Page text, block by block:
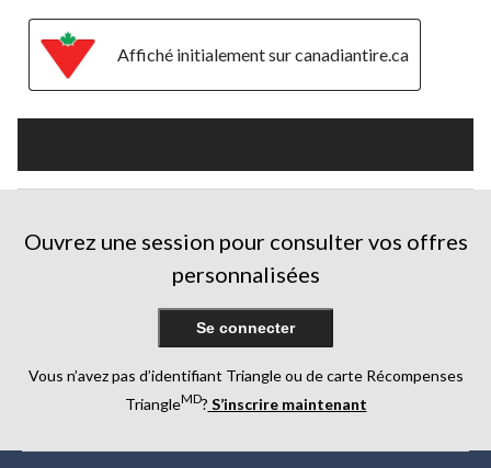
Affiché initialement sur canadiantire.ca
Ouvrez une session pour consulter vos offres
personnalisées
Se connecter
Vous n’avez pas d’identifiant Triangle ou de carte Récompenses
TriangleMD? S’inscrire maintenant